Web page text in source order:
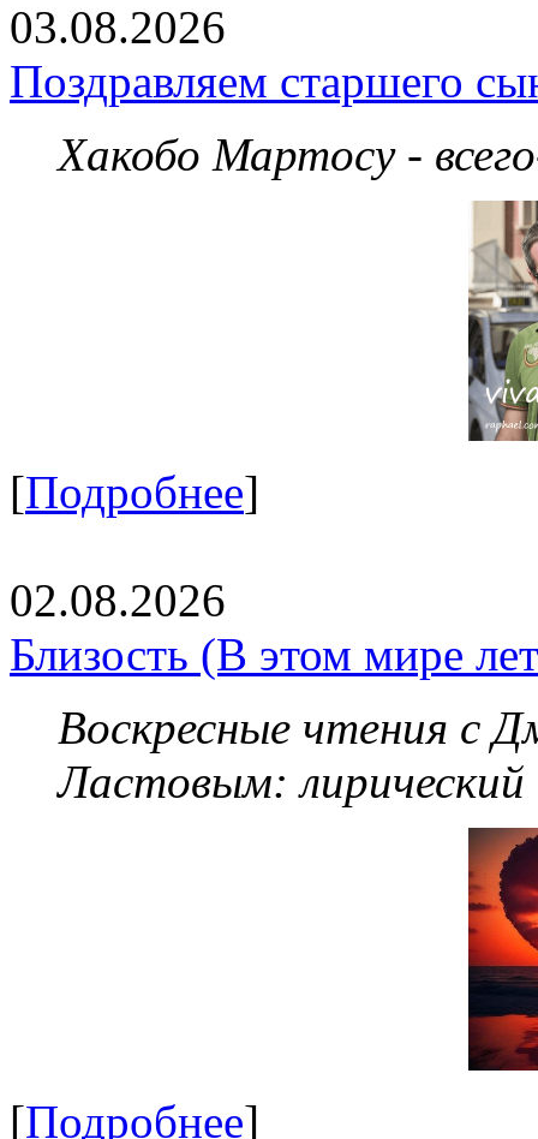
03.08.2026
Поздравляем старшего
Хакобо Мартосу -
[Подробнее]
02.08.2026
Близость (В этом мире
Воскресные чтения с
Ластовым:
[Подробнее]